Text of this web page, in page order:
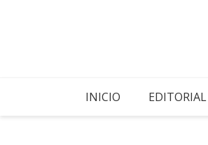
INICIO EDITORIAL